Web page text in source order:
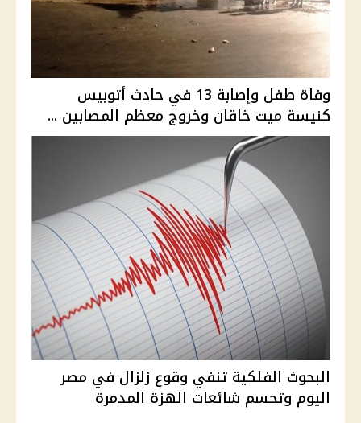
وفاة طفل وإصابة 13 في حادث أتوبيس
كنيسة ميت خاقان وخروج معظم المصابين ...
البحوث الفلكية تنفي وقوع زلزال في مصر
اليوم وتحسم شائعات الهزة المدمرة